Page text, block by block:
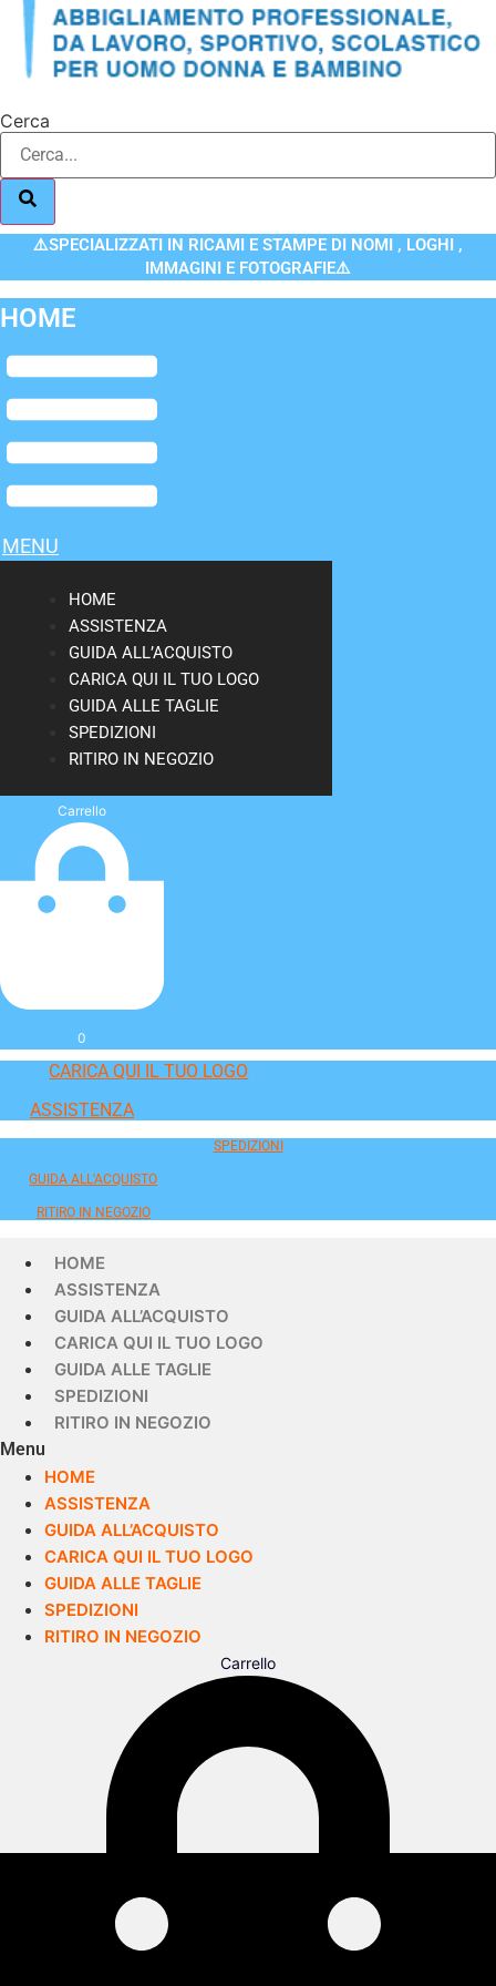
Cerca
⚠️SPECIALIZZATI IN RICAMI E STAMPE DI NOMI , LOGHI ,
IMMAGINI E FOTOGRAFIE⚠️
HOME
Flyout
Menu
MENU
HOME
ASSISTENZA
GUIDA ALL’ACQUISTO
CARICA QUI IL TUO LOGO
GUIDA ALLE TAGLIE
SPEDIZIONI
RITIRO IN NEGOZIO
Carrello
0
CARICA QUI IL TUO LOGO
ASSISTENZA
SPEDIZIONI
GUIDA ALL'ACQUISTO
RITIRO IN NEGOZIO
HOME
ASSISTENZA
GUIDA ALL’ACQUISTO
CARICA QUI IL TUO LOGO
GUIDA ALLE TAGLIE
SPEDIZIONI
RITIRO IN NEGOZIO
Menu
HOME
ASSISTENZA
GUIDA ALL’ACQUISTO
CARICA QUI IL TUO LOGO
GUIDA ALLE TAGLIE
SPEDIZIONI
RITIRO IN NEGOZIO
Carrello